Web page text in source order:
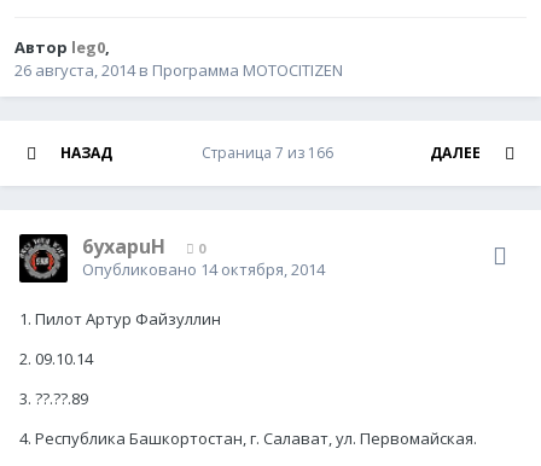
Автор leg0,
26 августа, 2014в Программа MOTOCITIZEN
НАЗАД ДАЛЕЕ
Страница 7 из 166
6yxapuH 0
Опубликовано 14 октября, 2014
1. Пилот Артур Файзуллин
2. 09.10.14
3. ??.??.89
4. Республика Башкортостан, г. Салават, ул. Первомайская.